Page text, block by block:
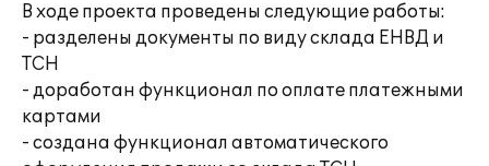
В ходе проекта проведены следующие работы:
- разделены документы по виду склада ЕНВД и
ТСН
- доработан функционал по оплате платежными
картами
- создана функционал автоматического